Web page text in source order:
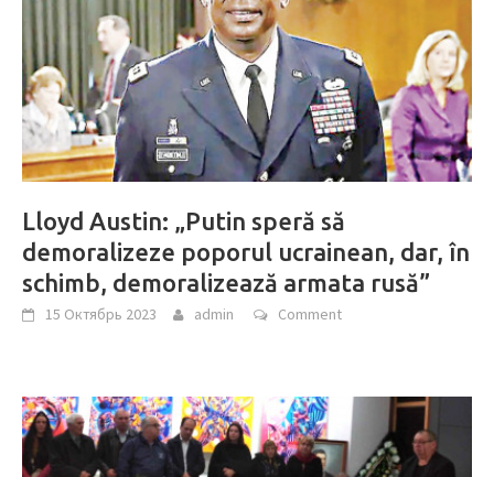
Lloyd Austin: „Putin speră să
demoralizeze poporul ucrainean, dar, în
schimb, demoralizează armata rusă”
15 Октябрь 2023 admin Comment